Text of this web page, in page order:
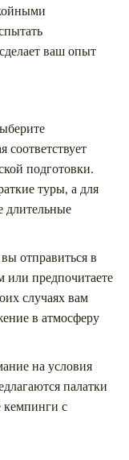
ваш опыт
соответствует
подготовки.
туры, а для
длительные
отправиться в
предпочитаете
случаях вам
в атмосферу
на условия
палатки
кемпинги с